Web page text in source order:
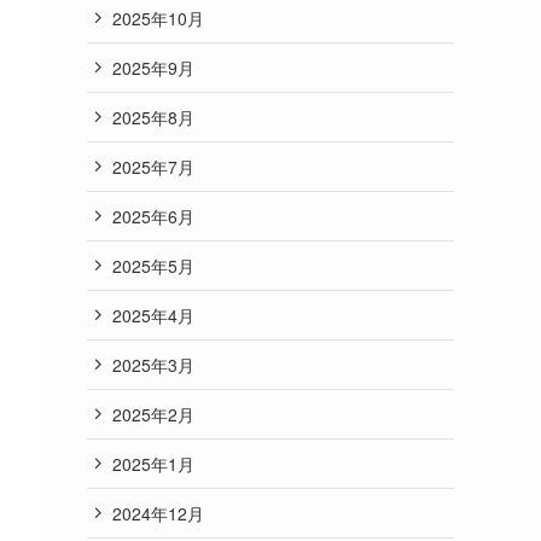
2025年10月
2025年9月
2025年8月
2025年7月
2025年6月
2025年5月
2025年4月
2025年3月
2025年2月
2025年1月
2024年12月